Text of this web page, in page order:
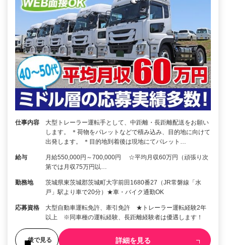
仕事内容
大型トレーラー運転手として、中距離・長距離配送をお願い
します。 ＊荷物をパレットなどで積み込み、目的地に向けて
出発します。 ＊目的地到着後は現地にてパレット…
給与
月給550,000円～700,000円 ☆平均月収60万円（頑張り次
第では月収75万円以…
勤務地
茨城県東茨城郡茨城町大字前田1680番27（JR常磐線「水
戸」駅より車で20分）★車・バイク通勤OK
応募資格
大型自動車運転免許、牽引免許 ★トレーラー運転経験2年
以上 ※同車種の運転経験、長距離経験者は優遇します！
後で見る 詳細を見る